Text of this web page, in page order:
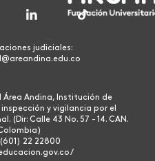
judiciales:
Área Andina, Institución de
y vigilancia por el
(Dir: Calle 43 No. 57 - 14. CAN.
22 22800